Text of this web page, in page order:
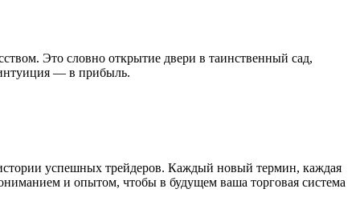
Это словно открытие двери в таинственный сад,
— в прибыль.
успешных трейдеров. Каждый новый термин, каждая
и опытом, чтобы в будущем ваша торговая система